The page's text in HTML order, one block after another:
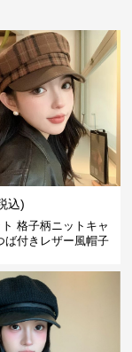
込)
格子柄ニットキャ
ば付きレザー風帽子